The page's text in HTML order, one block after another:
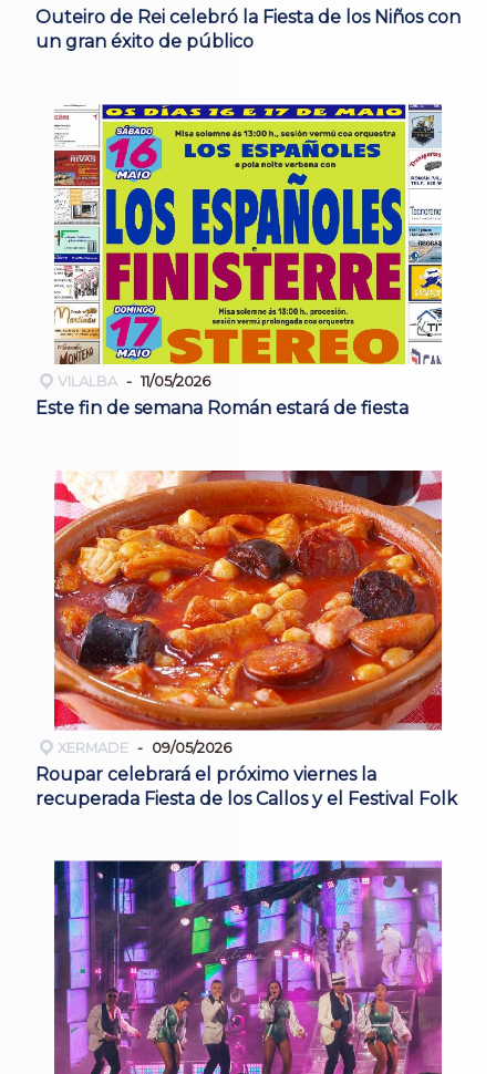
Outeiro de Rei celebró la Fiesta de los Niños con
un gran éxito de público
VILALBA 11/05/2026
Este fin de semana Román estará de fiesta
XERMADE 09/05/2026
Roupar celebrará el próximo viernes la
recuperada Fiesta de los Callos y el Festival Folk